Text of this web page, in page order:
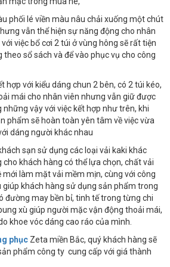
phối lé viền màu nâu chải xuống một chút
vẫn thể hiện sự năng động cho nhân
việc bổ cơi 2 túi ở vùng hông sẽ rất tiện
sổ sách và để vào phục vụ cho công
hợp với kiểu dáng chun 2 bên, có 2 túi kéo,
mái cho nhân viên nhưng vẫn giữ được
vậy với việc kết hợp như trên, khi
phẩm sẽ hoàn toàn yên tâm về việc vừa
dáng người khác nhau
sạn sử dụng các loại vải kaki khác
khách hàng có thể lựa chọn, chất vải
làm mặt vải mềm mịn, cùng với công
khách hàng sử dụng sản phẩm trong
đường may bền bỉ, tinh tế trong từng chi
xù giúp người mặc vận động thoải mái,
khoe vóc dáng cao ráo của mình.
phục Zeta miền Bắc, quý khách hàng sẽ
phẩm công ty cung cấp với giá thành